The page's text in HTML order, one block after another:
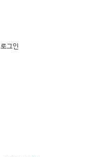
로그인